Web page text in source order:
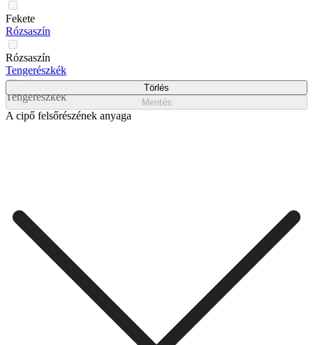
Fekete
Rózsaszín
Rózsaszín
Tengerészkék
Tengerészkék
Törlés
Mentés
A cipő felsőrészének anyaga